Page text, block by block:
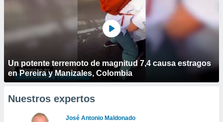
Un potente terremoto de magnitud 7,4 causa estragos
en Pereira y Manizales, Colombia
Nuestros expertos
José Antonio Maldonado